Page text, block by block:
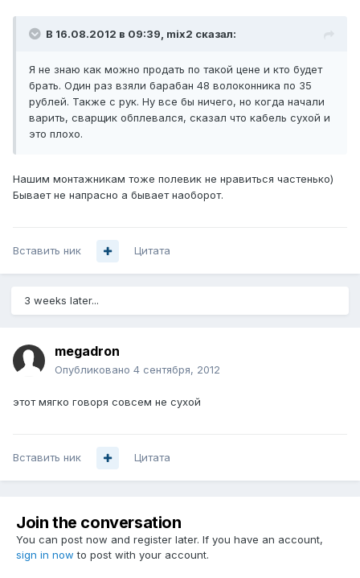
В 16.08.2012 в 09:39, mix2 сказал:
Я не знаю как можно продать по такой цене и кто будет
брать. Один раз взяли барабан 48 волоконника по 35
рублей. Также с рук. Ну все бы ничего, но когда начали
варить, сварщик обплевался, сказал что кабель сухой и
это плохо.
Нашим монтажникам тоже полевик не нравиться частенько)
Бывает не напрасно а бывает наоборот.
Вставить ник Цитата
3 weeks later...
megadron
Опубликовано 4 сентября, 2012
этот мягко говоря совсем не сухой
Вставить ник Цитата
Join the conversation
You can post now and register later. If you have an account,
sign in now to post with your account.